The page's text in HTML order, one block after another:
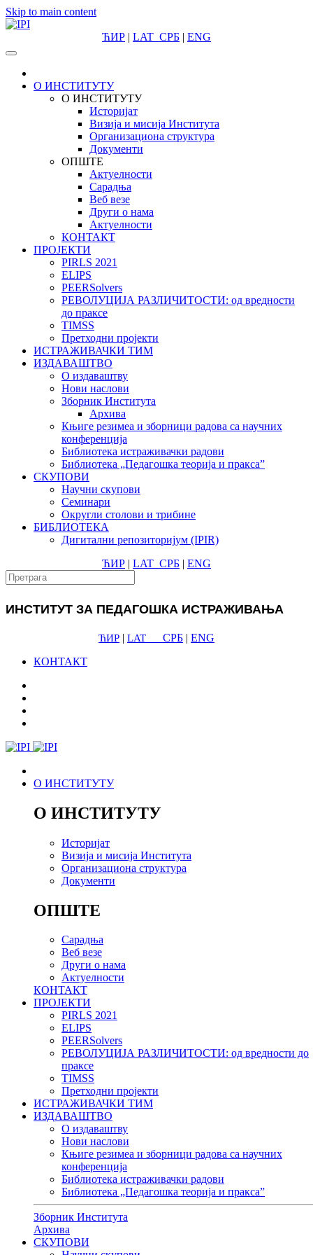
Skip to main content
ЋИР | LAT СРБ | ENG
О ИНСТИТУТУ
О ИНСТИТУТУ
Историјат
Визија и мисија Института
Организациона структура
Документи
ОПШТЕ
Актуелности
Сарадња
Веб везе
Други о нама
Актуелности
КОНТАКТ
ПРОЈЕКТИ
PIRLS 2021
ELIPS
PEERSolvers
РЕВОЛУЦИЈА РАЗЛИЧИТОСТИ: oд вредности
до праксе
TIMSS
Претходни пројекти
ИСТРАЖИВАЧКИ ТИМ
ИЗДАВАШТВО
О издаваштву
Нови наслови
Зборник Института
Архива
Књиге резимеа и зборници радова са научних
конференција
Библиотека истраживачки радови
Библиотека „Педагошка теорија и пракса”
СКУПОВИ
Научни скупови
Семинари
Округли столови и трибине
БИБЛИОТЕКА
Дигитални репозиторијум (IPIR)
ЋИР | LAT СРБ | ENG
ИНСТИТУТ ЗА ПЕДАГОШКА ИСТРАЖИВАЊА
ЋИР | LAT СРБ | ENG
КОНТАКТ
О ИНСТИТУТУ
О ИНСТИТУТУ
Историјат
Визија и мисија Института
Организациона структура
Документи
ОПШТЕ
Сарадња
Веб везе
Други о нама
Актуелности
КОНТАКТ
ПРОЈЕКТИ
PIRLS 2021
ELIPS
PEERSolvers
РЕВОЛУЦИЈА РАЗЛИЧИТОСТИ: oд вредности до
праксе
TIMSS
Претходни пројекти
ИСТРАЖИВАЧКИ ТИМ
ИЗДАВАШТВО
О издаваштву
Нови наслови
Књиге резимеа и зборници радова са научних
конференција
Библиотека истраживачки радови
Библиотека „Педагошка теорија и пракса”
Зборник Института
Архива
СКУПОВИ